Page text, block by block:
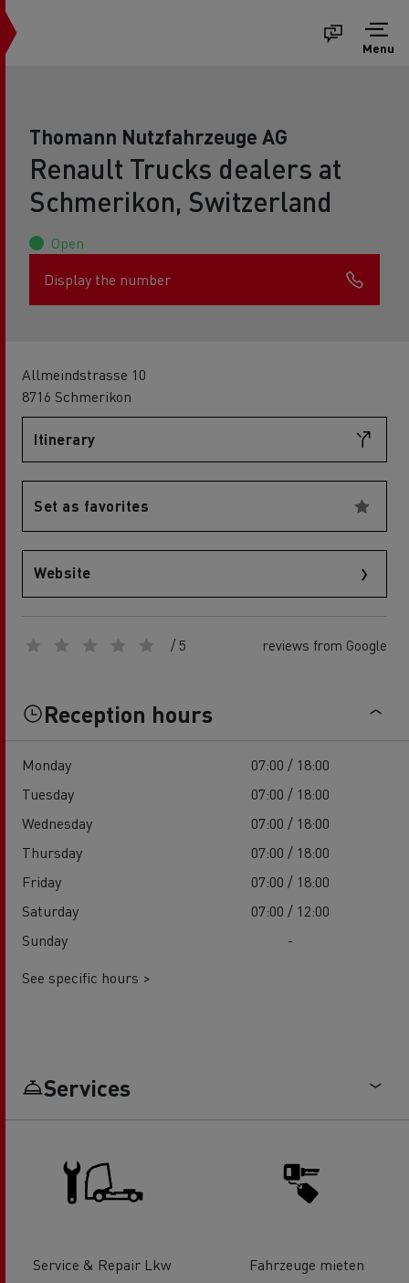
Menu
Thomann Nutzfahrzeuge AG
Renault Trucks dealers at
Schmerikon, Switzerland
Open
Display the number
Allmeindstrasse 10
8716 Schmerikon
Itinerary
Set as favorites
Website
/ 5 reviews from Google
Reception hours
Monday
07:00 / 18:00
Tuesday
07:00 / 18:00
Wednesday
07:00 / 18:00
Thursday
07:00 / 18:00
Friday
07:00 / 18:00
Saturday
07:00 / 12:00
Sunday
-
See specific hours >
Services
Service & Repair Lkw Fahrzeuge mieten